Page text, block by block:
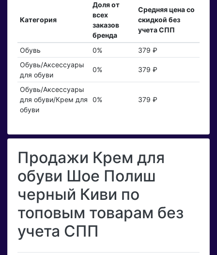
Категория
Доля от
всех
заказов
бренда
Средняя цена со
скидкой без
учета СПП
Обувь 0%
379 ₽
Обувь/Аксессуары
для обуви
0% 379 ₽
Обувь/Аксессуары
для обуви/Крем для
обуви
0% 379 ₽
Продажи Крем для
обуви Шое Полиш
черный Киви по
топовым товарам без
учета СПП